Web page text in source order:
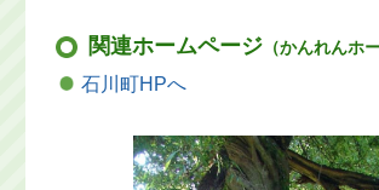
関連ホームページ（かんれんホ
石川町HPへ